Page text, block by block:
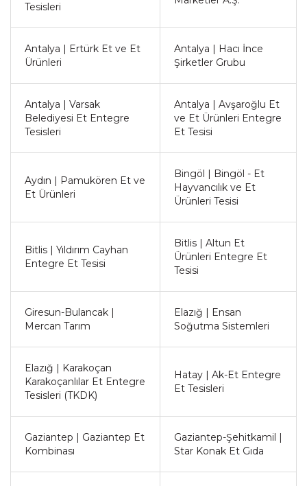
Tesisleri
Antalya | Ertürk Et ve Et
Ürünleri
Antalya | Hacı İnce
Şirketler Grubu
Antalya | Varsak
Belediyesi Et Entegre
Tesisleri
Antalya | Avşaroğlu Et
ve Et Ürünleri Entegre
Et Tesisi
Aydın | Pamukören Et ve
Et Ürünleri
Bingöl | Bingöl - Et
Hayvancılık ve Et
Ürünleri Tesisi
Bitlis | Yıldırım Cayhan
Entegre Et Tesisi
Bitlis | Altun Et
Ürünleri Entegre Et
Tesisi
Giresun-Bulancak |
Mercan Tarım
Elazığ | Ensan
Soğutma Sistemleri
Elazığ | Karakoçan
Karakoçanlılar Et Entegre
Tesisleri (TKDK)
Hatay | Ak-Et Entegre
Et Tesisleri
Gaziantep | Gaziantep Et
Kombinası
Gaziantep-Şehitkamil |
Star Konak Et Gıda